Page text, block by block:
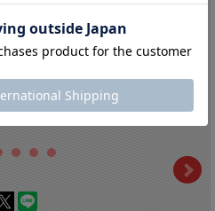
れ...
中！:6,102円(税込)
在庫切れ